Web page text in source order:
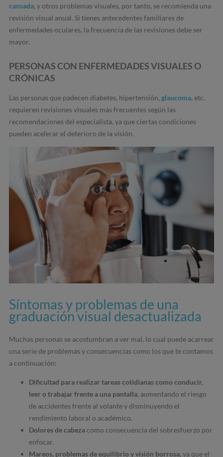
cansada, y otros problemas visuales, por tanto, se recomienda una
revisión visual anual. Si tienes antecedentes familiares de
enfermedades oculares, la frecuencia de las revisiones debe ser
mayor.
PERSONAS CON ENFERMEDADES VISUALES O
CRÓNICAS
Las personas que padecen diabetes, hipertensión, glaucoma, etc.
requieren revisiones visuales más frecuentes según las
recomendaciones del especialista, ya que ciertas condiciones
pueden acelerar el deterioro de la visión.
Síntomas y problemas de una
graduación visual desactualizada
Muchas personas se acostumbran a ver mal, lo cual puede acarrear
una serie de problemas y consecuencias como los que te contamos
a continuación:
Dificultad para realizar tareas cotidianas como conducir,
leer o trabajar frente a una pantalla, aumentando el riesgo
de accidentes frente al volante y disminuyendo el
rendimiento laboral o académico.
Dolores de cabezacomo consecuencia del sobresfuerzo por
enfocar.
Mareos, problemas de equilibrio y visión borrosa, ya que el